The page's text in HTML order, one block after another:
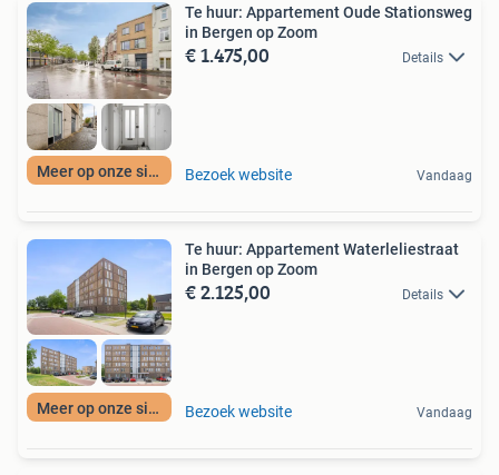
Meer op onze site
Te huur: Appartement Oude Stationsweg
in Bergen op Zoom
€ 1.475,00 Details
Bezoek website Vandaag
Meer op onze site
Te huur: Appartement Waterleliestraat
in Bergen op Zoom
€ 2.125,00 Details
Bezoek website Vandaag